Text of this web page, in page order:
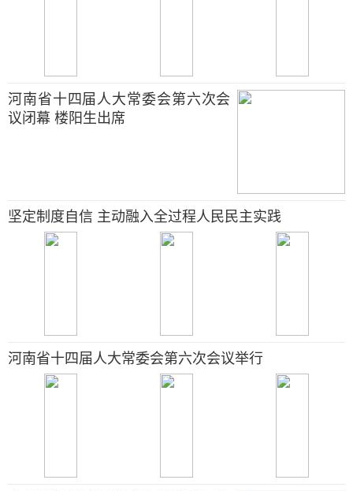
河南省十四届人大常委会第六次会
议闭幕 楼阳生出席
坚定制度自信 主动融入全过程人民民主实践
河南省十四届人大常委会第六次会议举行